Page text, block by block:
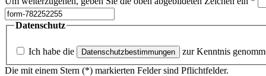
Datenschutz
Ich habe die Datenschutzbestimmungen
zur Kenntnis
Die mit einem Stern (*) markierten Felder sind Pflichtfelder.